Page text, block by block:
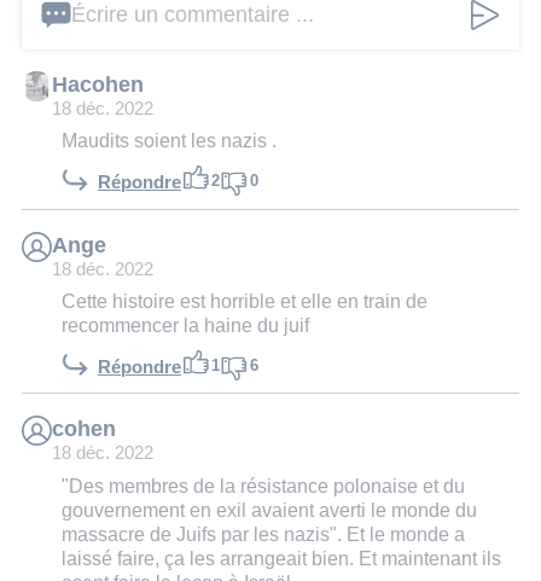
Écrire un commentaire ...
Hacohen
18 déc. 2022
Maudits soient les nazis .
Répondre 2 0
Ange
18 déc. 2022
Cette histoire est horrible et elle en train de
recommencer la haine du juif
Répondre 1 6
cohen
18 déc. 2022
"Des membres de la résistance polonaise et du
gouvernement en exil avaient averti le monde du
massacre de Juifs par les nazis". Et le monde a
laissé faire, ça les arrangeait bien. Et maintenant ils